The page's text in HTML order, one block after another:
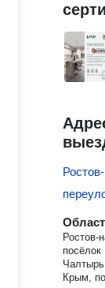
Ростов-
Крым,